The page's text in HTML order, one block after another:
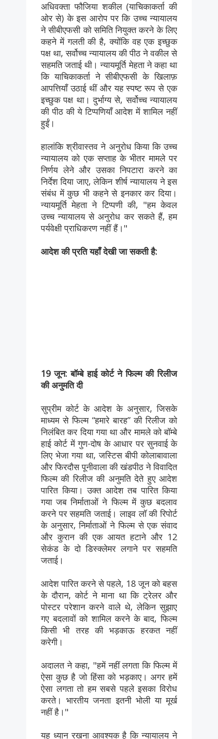
अधिवक्ता फौजिया शकील (याचिकाकर्ता की
ओर से) के इस आरोप पर कि उच्च न्यायालय
ने सीबीएफसी को समिति नियुक्त करने के लिए
कहने में गलती की है, क्योंकि वह एक इच्छुक
पक्ष था, सर्वोच्च न्यायालय की पीठ ने वकील से
सहमति जताई थी। न्यायमूर्ति मेहता ने कहा था
कि याचिकाकर्ता ने सीबीएफसी के खिलाफ़
आपत्तियाँ उठाई थीं और यह स्पष्ट रूप से एक
इच्छुक पक्ष था। दुर्भाग्य से, सर्वोच्च न्यायालय
की पीठ की ये टिप्पणियाँ आदेश में शामिल नहीं
हुईं।
हालांकि श्रीवास्तव ने अनुरोध किया कि उच्च
न्यायालय को एक सप्ताह के भीतर मामले पर
निर्णय लेने और उसका निपटारा करने का
निर्देश दिया जाए, लेकिन शीर्ष न्यायालय ने इस
संबंध में कुछ भी कहने से इनकार कर दिया।
न्यायमूर्ति मेहता ने टिप्पणी की, "हम केवल
उच्च न्यायालय से अनुरोध कर सकते हैं, हम
पर्यवेक्षी प्राधिकरण नहीं हैं।"
आदेश की प्रति यहाँ देखी जा सकती है:
19 जून: बॉम्बे हाई कोर्ट ने फिल्म की रिलीज
की अनुमति दी
सुप्रीम कोर्ट के आदेश के अनुसार, जिसके
माध्यम से फिल्म “हमारे बारह” की रिलीज को
निलंबित कर दिया गया था और मामले को बॉम्बे
हाई कोर्ट में गुण-दोष के आधार पर सुनवाई के
लिए भेजा गया था, जस्टिस बीपी कोलाबावाला
और फिरदौस पूनीवाला की खंडपीठ ने विवादित
फिल्म की रिलीज की अनुमति देते हुए आदेश
पारित किया। उक्त आदेश तब पारित किया
गया जब निर्माताओं ने फिल्म में कुछ बदलाव
करने पर सहमति जताई। लाइव लॉ की रिपोर्ट
के अनुसार, निर्माताओं ने फिल्म से एक संवाद
और कुरान की एक आयत हटाने और 12
सेकंड के दो डिस्क्लेमर लगाने पर सहमति
जताई।
आदेश पारित करने से पहले, 18 जून को बहस
के दौरान, कोर्ट ने माना था कि ट्रेलर और
पोस्टर परेशान करने वाले थे, लेकिन सुझाए
गए बदलावों को शामिल करने के बाद, फिल्म
किसी भी तरह की भड़काऊ हरकत नहीं
करेगी।
अदालत ने कहा, "हमें नहीं लगता कि फिल्म में
ऐसा कुछ है जो हिंसा को भड़काए। अगर हमें
ऐसा लगता तो हम सबसे पहले इसका विरोध
करते। भारतीय जनता इतनी भोली या मूर्ख
नहीं है।"
यह ध्यान रखना आवश्यक है कि न्यायालय ने